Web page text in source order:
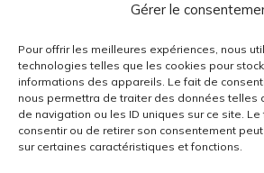
Gérer le
Pour offrir les meilleures expériences, nous
technologies telles que les cookies pour
informations des appareils. Le fait de
nous permettra de traiter des données telles
de navigation ou les ID uniques sur ce site.
consentir ou de retirer son consentement
sur certaines caractéristiques et fonctions.
toujours des pépites musicales, dont des